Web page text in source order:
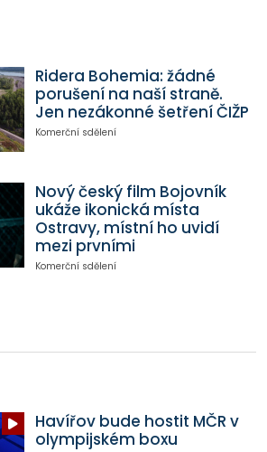
Ridera Bohemia: žádné
porušení na naší straně.
Jen nezákonné šetření ČIŽP
Komerční sdělení
Nový český film Bojovník
ukáže ikonická místa
Ostravy, místní ho uvidí
mezi prvními
Komerční sdělení
Havířov bude hostit MČR v
olympijském boxu